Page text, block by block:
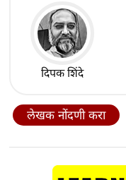
दिपक शिंदे
लेखक नोंदणी करा